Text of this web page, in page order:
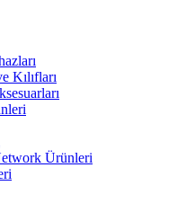
Kılıfları
Ürünleri